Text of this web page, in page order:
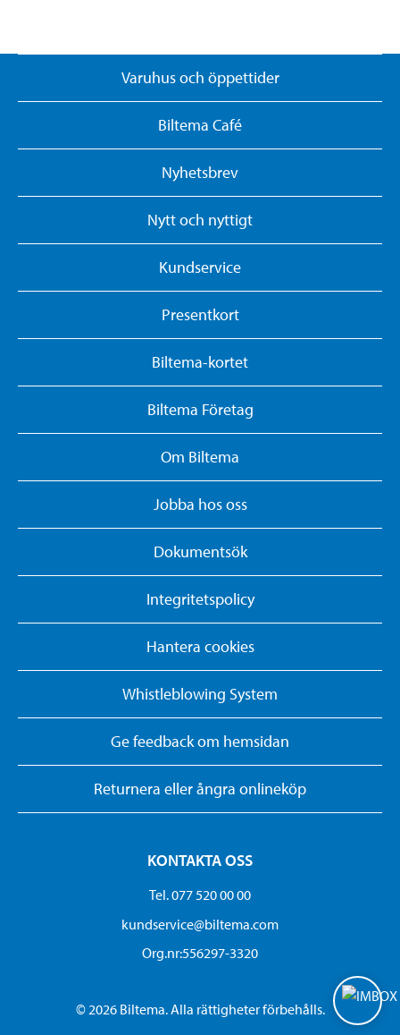
Varuhus och öppettider
Biltema Café
Nyhetsbrev
Nytt och nyttigt
Kundservice
Presentkort
Biltema-kortet
Biltema Företag
Om Biltema
Jobba hos oss
Dokumentsök
Integritetspolicy
Hantera cookies
Whistleblowing System
Ge feedback om hemsidan
Returnera eller ångra onlineköp
KONTAKTA OSS
Tel. 077 520 00 00
kundservice@biltema.com
Org.nr:556297-3320
© 2026 Biltema. Alla rättigheter förbehålls.